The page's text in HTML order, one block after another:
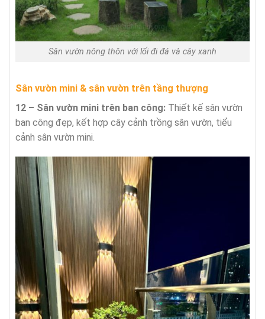
Sân vườn nông thôn với lối đi đá và cây xanh
Sân vườn mini & sân vườn trên tầng thượng
12 – Sân vườn mini trên ban công: Thiết kế sân vườn
ban công đẹp, kết hợp cây cảnh trồng sân vườn, tiểu
cảnh sân vườn mini.